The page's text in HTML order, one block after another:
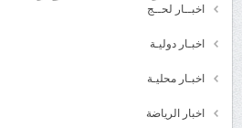
اخبــار لحــج
اخبـار دوليـة
اخبـار محليـة
اخبار الرياضة